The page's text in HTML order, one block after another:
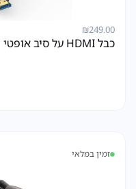
₪249.00
כבל HDMI על סיב אופטי תומך 8K HDR באורך 10 מטר
זמין במלאי